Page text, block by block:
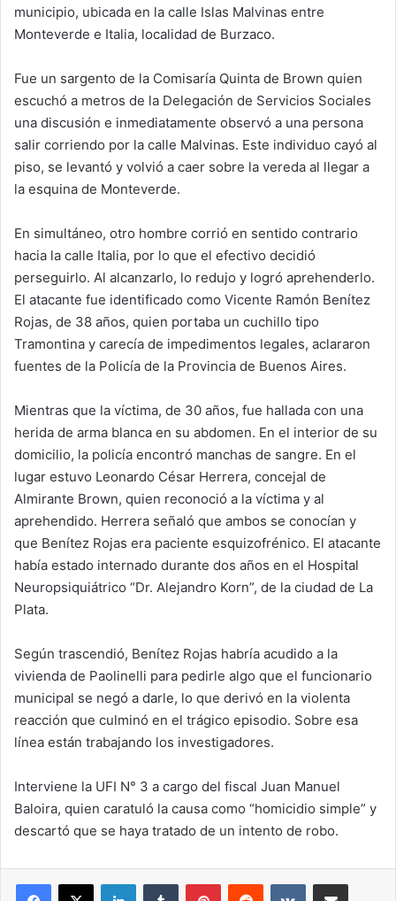
municipio, ubicada en la calle Islas Malvinas entre
Monteverde e Italia, localidad de Burzaco.
Fue un sargento de la Comisaría Quinta de Brown quien
escuchó a metros de la Delegación de Servicios Sociales
una discusión e inmediatamente observó a una persona
salir corriendo por la calle Malvinas. Este individuo cayó al
piso, se levantó y volvió a caer sobre la vereda al llegar a
la esquina de Monteverde.
En simultáneo, otro hombre corrió en sentido contrario
hacia la calle Italia, por lo que el efectivo decidió
perseguirlo. Al alcanzarlo, lo redujo y logró aprehenderlo.
El atacante fue identificado como Vicente Ramón Benítez
Rojas, de 38 años, quien portaba un cuchillo tipo
Tramontina y carecía de impedimentos legales, aclararon
fuentes de la Policía de la Provincia de Buenos Aires.
Mientras que la víctima, de 30 años, fue hallada con una
herida de arma blanca en su abdomen. En el interior de su
domicilio, la policía encontró manchas de sangre. En el
lugar estuvo Leonardo César Herrera, concejal de
Almirante Brown, quien reconoció a la víctima y al
aprehendido. Herrera señaló que ambos se conocían y
que Benítez Rojas era paciente esquizofrénico. El atacante
había estado internado durante dos años en el Hospital
Neuropsiquiátrico “Dr. Alejandro Korn”, de la ciudad de La
Plata.
Según trascendió, Benítez Rojas habría acudido a la
vivienda de Paolinelli para pedirle algo que el funcionario
municipal se negó a darle, lo que derivó en la violenta
reacción que culminó en el trágico episodio. Sobre esa
línea están trabajando los investigadores.
Interviene la UFI N° 3 a cargo del fiscal Juan Manuel
Baloira, quien caratuló la causa como “homicidio simple” y
descartó que se haya tratado de un intento de robo.